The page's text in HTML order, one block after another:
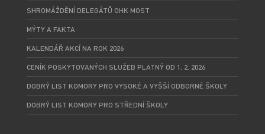
SHROMÁŽDĚNÍ DELEGÁTŮ OHK MOST
MÝTY A FAKTA
KALENDÁŘ AKCÍ NA ROK 2026
CENÍK POSKYTOVANÝCH SLUŽEB PLATNÝ OD 1. 2. 2026
DOBRÝ LIST KOMORY PRO VYSOKÉ A VYŠŠÍ ODBORNÉ ŠKOLY
DOBRÝ LIST KOMORY PRO STŘEDNÍ ŠKOLY